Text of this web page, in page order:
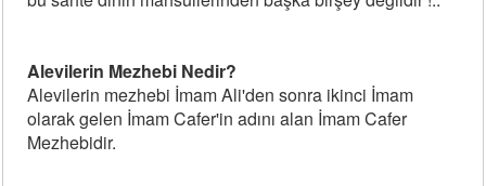
Alevilerin Mezhebi Nedir?
Alevilerin mezhebi İmam Ali'den sonra ikinci İmam
olarak gelen İmam Cafer'in adını alan İmam Cafer
Mezhebidir.